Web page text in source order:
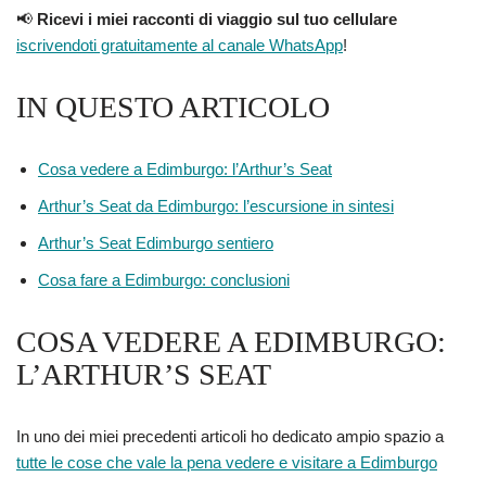
📢 Ricevi i miei racconti di viaggio sul tuo cellulare
iscrivendoti gratuitamente al canale WhatsApp!
IN QUESTO ARTICOLO
Cosa vedere a Edimburgo: l’Arthur’s Seat
Arthur’s Seat da Edimburgo: l’escursione in sintesi
Arthur’s Seat Edimburgo sentiero
Cosa fare a Edimburgo: conclusioni
COSA VEDERE A EDIMBURGO:
L’ARTHUR’S SEAT
In uno dei miei precedenti articoli ho dedicato ampio spazio a
tutte le cose che vale la pena vedere e visitare a Edimburgo